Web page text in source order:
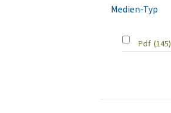
Medien-Typ
Pdf (145)